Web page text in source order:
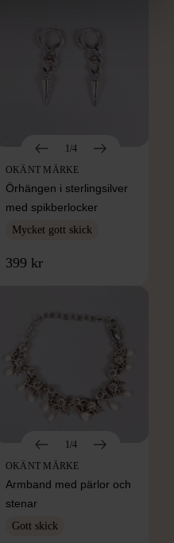
1/4
OKÄNT MÄRKE
Örhängen i sterlingsilver
med spikberlocker
Mycket gott skick
399 kr
1/4
OKÄNT MÄRKE
Armband med pärlor och
stenar
Gott skick